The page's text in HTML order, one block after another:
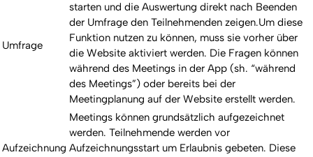
Umfrage
starten und die Auswertung direkt nach Beenden
der Umfrage den Teilnehmenden zeigen.Um diese
Funktion nutzen zu können, muss sie vorher über
die Website aktiviert werden. Die Fragen können
während des Meetings in der App (sh. “während
des Meetings”) oder bereits bei der
Meetingplanung auf der Website erstellt werden.
Aufzeichnung
Meetings können grundsätzlich aufgezeichnet
werden. Teilnehmende werden vor
Aufzeichnungsstart um Erlaubnis gebeten. Diese